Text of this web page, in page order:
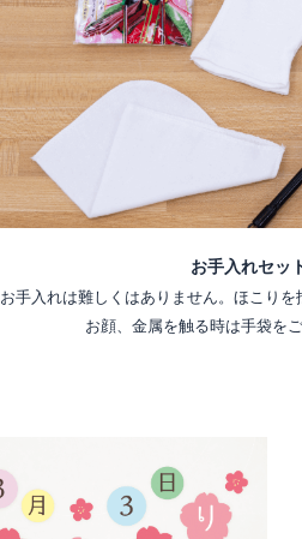
お手入れセッ
お手入れは難しくはありません。ほこりを
お顔、金属を触る時は手袋を